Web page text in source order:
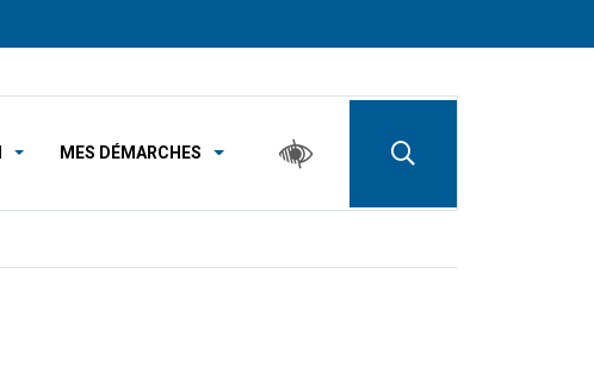
MES DÉMARCHES